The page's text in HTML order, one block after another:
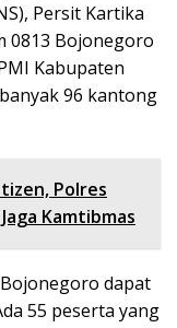
Persit Kartika
0813 Bojonegoro
Kabupaten
96 kantong
Polres
Kamtibmas
dapat
55 peserta yang